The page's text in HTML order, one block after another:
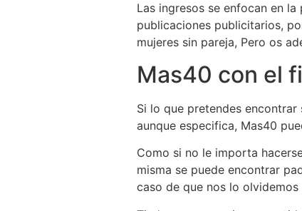
Las ingresos se enfocan en
publicaciones publicitarios,
mujeres sin pareja, Pero os
Mas40 con el
Si lo que pretendes
aunque especifica, Mas40
Como si no le importa
misma se puede encontrar
caso de que nos lo